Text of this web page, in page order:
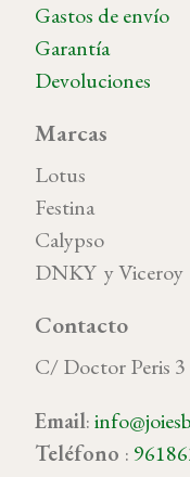
Gastos de envío
Garantía
Devoluciones
Marcas
Lotus
Festina
Calypso
DNKY y
Contacto
C/ Doctor Peris 3
Email:
Teléfono :